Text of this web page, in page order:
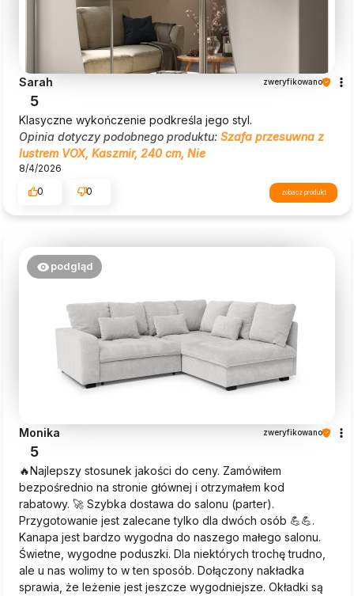
Sarah zweryfikowano
5
Klasyczne wykończenie podkreśla jego styl.
Opinia dotyczy podobnego produktu: Szafa przesuwna z
lustrem VOX, Kaszmir, 240 cm, Nie
8/4/2026
0
0 zobacz produkt
podgląd
Monika zweryfikowano
5
🔥Najlepszy stosunek jakości do ceny. Zamówiłem
bezpośrednio na stronie głównej i otrzymałem kod
rabatowy. 🚀 Szybka dostawa do salonu (parter).
Przygotowanie jest zalecane tylko dla dwóch osób 💪💪.
Kanapa jest bardzo wygodna do naszego małego salonu.
Świetne, wygodne poduszki. Dla niektórych trochę trudno,
ale u nas wolimy to w ten sposób. Dołączony nakładka
sprawia, że leżenie jest jeszcze wygodniejsze. Okładki są